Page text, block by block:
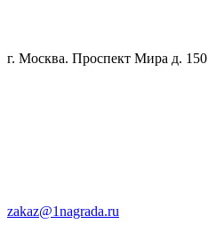
г. Москва. Проспект Мира д. 150
zakaz@1nagrada.ru